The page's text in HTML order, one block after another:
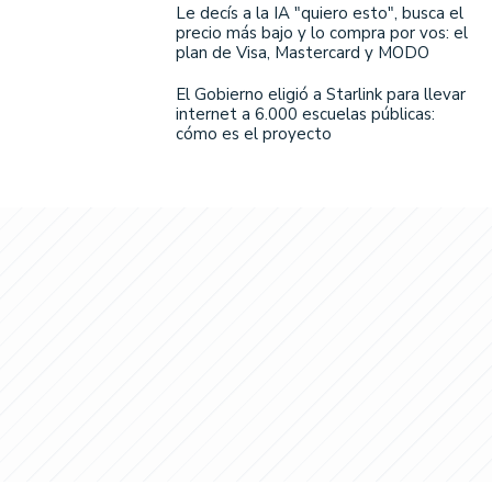
Le decís a la IA "quiero esto", busca el
precio más bajo y lo compra por vos: el
plan de Visa, Mastercard y MODO
El Gobierno eligió a Starlink para llevar
internet a 6.000 escuelas públicas:
cómo es el proyecto